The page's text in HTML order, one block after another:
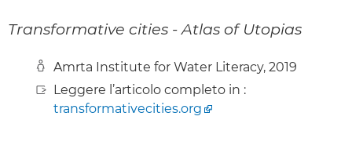
Transformative cities - Atlas of Utopias
Amrta Institute for Water Literacy, 2019
Leggere l’articolo completo in :
transformativecities.org